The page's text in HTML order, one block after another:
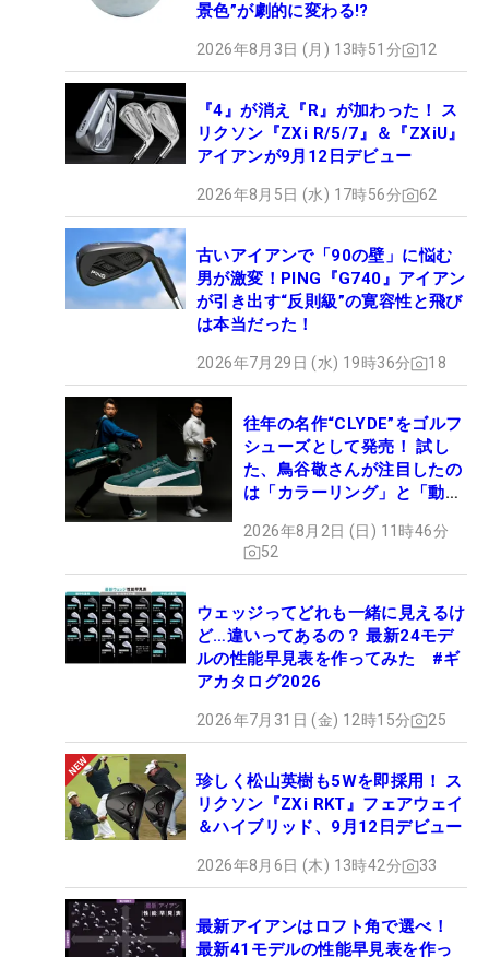
景色”が劇的に変わる!?
2026年8月3日 (月) 13時51分 12
『4』が消え『R』が加わった！ ス
リクソン『ZXi R/5/7』＆『ZXiU』
アイアンが9月12日デビュー
2026年8月5日 (水) 17時56分 62
古いアイアンで「90の壁」に悩む
男が激変！PING『G740』アイアン
が引き出す“反則級”の寛容性と飛び
は本当だった！
2026年7月29日 (水) 19時36分 18
往年の名作“CLYDE”をゴルフ
シューズとして発売！ 試し
た、鳥谷敬さんが注目したの
は「カラーリング」と「動き
2026年8月2日 (日) 11時46分
52
ウェッジってどれも一緒に見えるけ
ど…違いってあるの？ 最新24モデ
ルの性能早見表を作ってみた #ギ
アカタログ2026
2026年7月31日 (金) 12時15分 25
珍しく松山英樹も5Wを即採用！ ス
リクソン『ZXi RKT』フェアウェイ
＆ハイブリッド、9月12日デビュー
2026年8月6日 (木) 13時42分 33
最新アイアンはロフト角で選べ！
最新41モデルの性能早見表を作っ